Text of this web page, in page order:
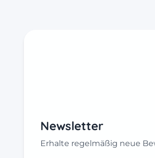
Newsletter
Erhalte regelmäßig neue